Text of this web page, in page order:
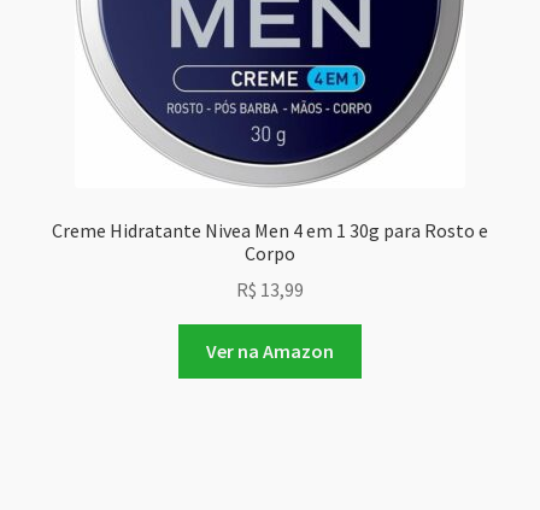
Creme Hidratante Nivea Men 4 em 1 30g para Rosto e
Corpo
R$ 13,99
Ver na Amazon